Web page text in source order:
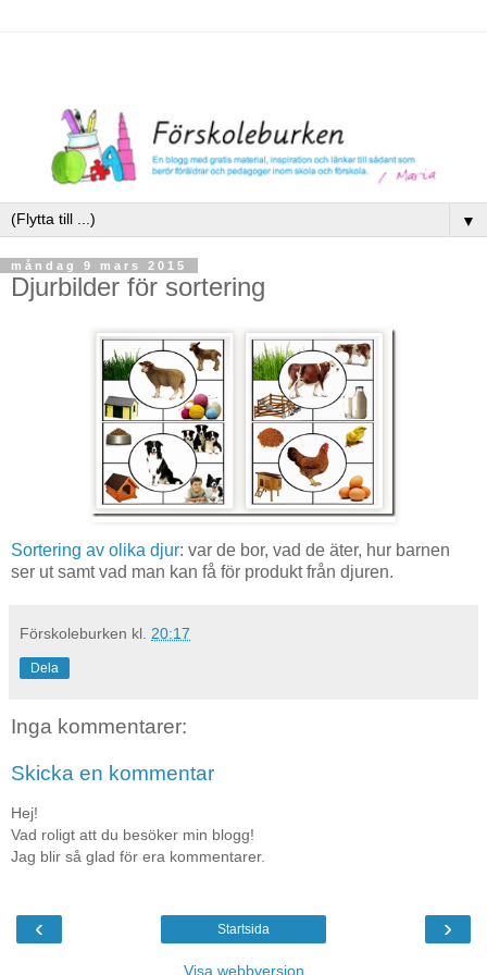
▼
måndag 9 mars 2015
Djurbilder för sortering
Sortering av olika djur: var de bor, vad de äter, hur barnen
ser ut samt vad man kan få för produkt från djuren.
Förskoleburken kl. 20:17
Dela
Inga kommentarer:
Skicka en kommentar
Hej!
Vad roligt att du besöker min blogg!
Jag blir så glad för era kommentarer.
‹ ›
Startsida
Visa webbversion